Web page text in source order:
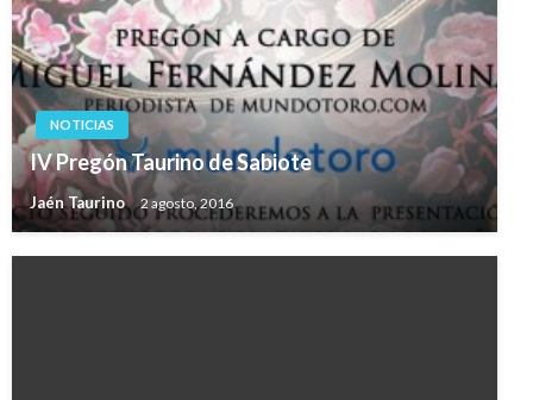
NOTICIAS
IV Pregón Taurino de Sabiote
Jaén Taurino 2 agosto, 2016